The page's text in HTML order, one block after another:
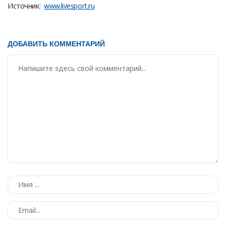
Источник: www.livesport.ru
ДОБАВИТЬ КОММЕНТАРИЙ